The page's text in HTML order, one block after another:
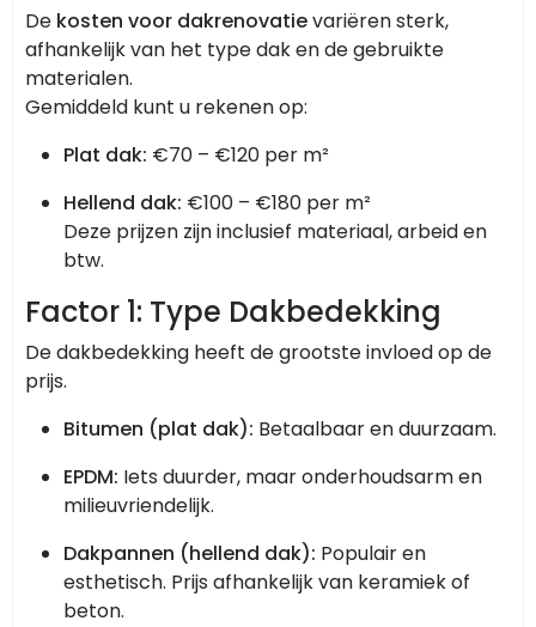
De kosten voor dakrenovatievariëren sterk,
afhankelijk van het type dak en de gebruikte
materialen.
Gemiddeld kunt u rekenen op:
Plat dak: €70 – €120 per m²
Hellend dak: €100 – €180 per m²
Deze prijzen zijn inclusief materiaal, arbeid en
btw.
Factor 1: Type Dakbedekking
De dakbedekking heeft de grootste invloed op de
prijs.
Bitumen (plat dak): Betaalbaar en duurzaam.
EPDM: Iets duurder, maar onderhoudsarm en
milieuvriendelijk.
Dakpannen (hellend dak): Populair en
esthetisch. Prijs afhankelijk van keramiek of
beton.